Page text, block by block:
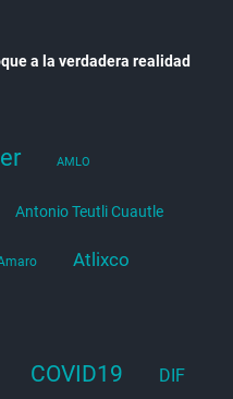
a la verdadera realidad
AMLO
Antonio Teutli Cuautle
Atlixco
COVID19 DIF